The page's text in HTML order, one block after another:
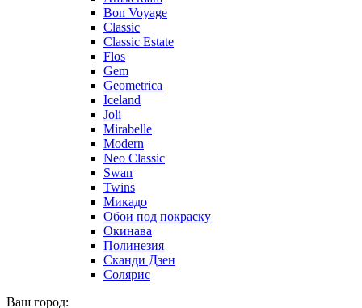
Bon Voyage
Classic
Classic Estate
Flos
Gem
Geometrica
Iceland
Joli
Mirabelle
Modern
Neo Classic
Swan
Twins
Микадо
Обои под покраску
Окинава
Полинезия
Сканди Дзен
Солярис
Ваш город: